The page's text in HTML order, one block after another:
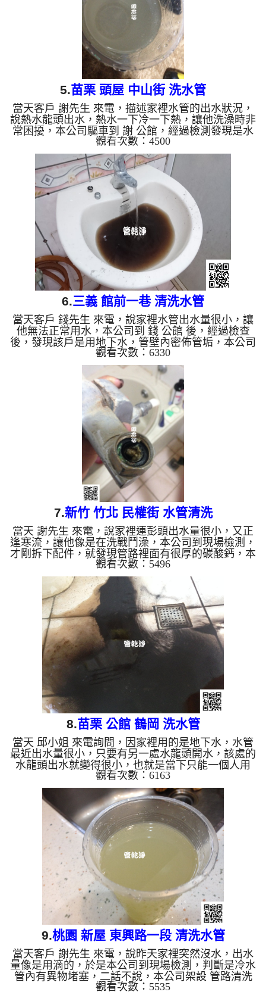
5.苗栗 頭屋 中山街 洗水管
當天客戶 謝先生 來電，描述家裡水管的出水狀況，
說熱水龍頭出水，熱水一下冷一下熱，讓他洗澡時非
常困擾，本公司驅車到 謝 公館，經過檢測發現是水
管管壁內太多堵塞物，本公司架設 管路清洗機 ，開
始 清洗水管 ，髒水從水龍頭流出，如下圖，客戶 謝
先生 覺得很奇怪，怎麼水上浮著一層油汙， 水管清
洗 約三個小時後，出水量正常，謝先生 能痛快的洗
澡了。 清洗水管, 水管清洗, 洗水管, 熱水管堵塞, 熱
水忽冷忽熱, 洗管路 ...
觀看次數：4500
6.三義 館前一巷 清洗水管
當天客戶 錢先生 來電，說家裡水管出水量很小，讓
他無法正常用水，本公司到 錢 公館 後，經過檢查
後，發現該戶是用地下水，管壁內密佈管垢，本公司
架設 管路清洗機 ，開始 清洗水管 ，黑水一直從水龍
頭流出，如下圖及影片，客戶 錢先生 看了覺得很誇
張，這狀況造成了管路數度堵塞，本公司改以特殊工
法處理 水管清洗 約四個小時後，出水量正常，錢先
生 能正常的用水了。 清洗水管, 水管清洗, 洗水管,
熱水管堵塞, 熱水忽冷忽熱, 洗管路 ...
觀看次數：6330
7.新竹 竹北 民權街 水管清洗
當天 謝先生 來電，說家裡連彭頭出水量很小，又正
逢寒流，讓他像是在洗戰鬥澡，本公司到現場檢測，
才剛拆下配件，就發現管路裡面有很厚的碳酸鈣，本
公司架設 管路清洗機 ，開始 清洗水管 ，髒水一直從
水龍頭流出，水很油膩，而且水面上還有不少油汙在
漂浮，如下圖，客戶 謝先生 很訝異，直說怎麼這麼
誇張， 水管清洗 約兩個小時後，出水量正常，謝先
生 能快樂的洗熱水澡了。 清洗水管, 水管清洗, 洗水
管, 熱水管堵塞, 熱水忽冷忽熱, 洗管路 ...
觀看次數：5496
8.苗栗 公館 鶴岡 洗水管
當天 邱小姐 來電詢問，因家裡用的是地下水，水管
最近出水量很小，只要有另一處水龍頭開水，該處的
水龍頭出水就變得很小，也就是當下只能一個人用
水，讓他覺得相當不便，於是本公司到現場檢測，判
斷是冷水管內水管堵塞，二話不說，本公司架設 管
路清洗機 ，開始 清洗水管 ，髒水一直從水龍頭流
出，很像青草茶，而且還有帶有黑黑的顏色，如下圖
及影片，客戶 邱小姐 看到都傻了， 水管清洗 約三個
小時後，出水量正常，邱小姐 能正常用水了。 清洗
水管, 水管清洗, 洗水管, 熱水管堵塞, 熱水忽冷忽...
觀看次數：6163
9.桃園 新屋 東興路一段 清洗水管
當天客戶 謝先生 來電，說昨天家裡突然沒水，出水
量像是用滴的，於是本公司到現場檢測，判斷是冷水
管內有異物堵塞，二話不說，本公司架設 管路清洗
機 ，開始 清洗水管 ，髒水一直從水龍頭流出，很像
觀看次數：5535